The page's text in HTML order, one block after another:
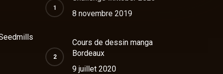
8 novembre 2019
Cours de dessin manga
Bordeaux
9 juillet 2020